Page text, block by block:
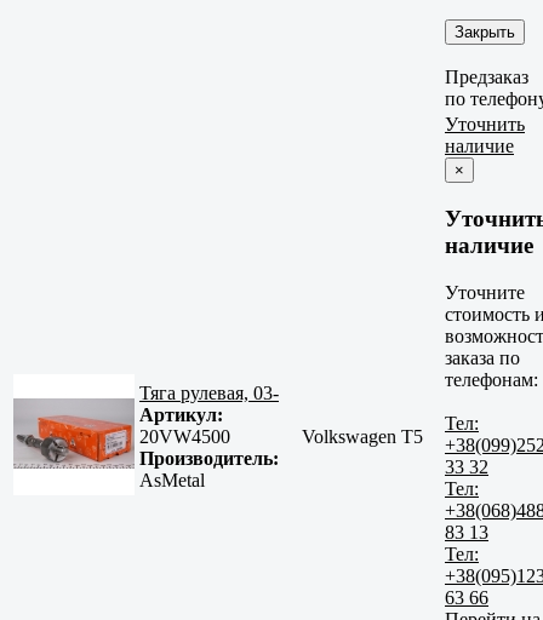
Закрыть
Предзаказ
по
Тяга рулевая, 03-
Артикул:
20VW4500
Производитель:
AsMetal
Volkswagen T5
Уточнить
наличие
×
наличие
Уточните
стоимость
заказа по
телефонам:
Тел:
33 32
Тел:
83 13
Тел:
63 66